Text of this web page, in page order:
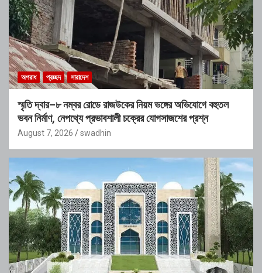
অপরাধ প্রচ্ছদ সারাদেশ
স্মৃতি দ্বার–৮ নম্বর রোডে রাজউকের নিয়ম ভঙ্গের অভিযোগে বহুতল
ভবন নির্মাণ, নেপথ্যে প্রভাবশালী চক্রের যোগসাজশের প্রশ্ন
August 7, 2026 swadhin